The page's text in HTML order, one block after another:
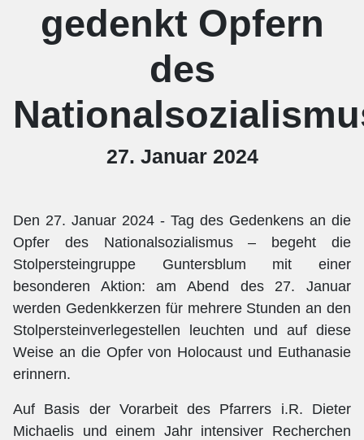
gedenkt Opfern
des
27. Januar 2024
Den 27. Januar 2024 - Tag des Gedenkens an die
Opfer des Nationalsozialismus – begeht die
Stolpersteingruppe Guntersblum mit einer
besonderen Aktion: am Abend des 27. Januar
werden Gedenkkerzen für mehrere Stunden an den
Stolpersteinverlegestellen leuchten und auf diese
Weise an die Opfer von Holocaust und Euthanasie
erinnern.
Auf Basis der Vorarbeit des Pfarrers i.R. Dieter
Michaelis und einem Jahr intensiver Recherchen